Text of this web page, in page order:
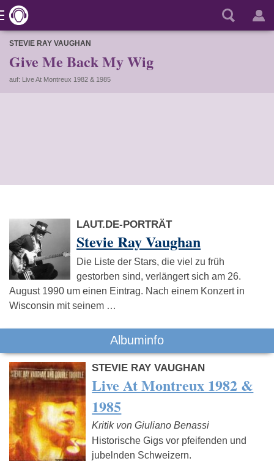
STEVIE RAY VAUGHAN
Give Me Back My Wig
auf: Live At Montreux 1982 & 1985
LAUT.DE-PORTRÄT
Stevie Ray Vaughan
Die Liste der Stars, die viel zu früh
gestorben sind, verlängert sich am 26.
August 1990 um einen Eintrag. Nach einem Konzert in
Wisconsin mit seinem …
Albuminfo
STEVIE RAY VAUGHAN
Live At Montreux 1982 &
1985
Kritik von Giuliano Benassi
Historische Gigs vor pfeifenden und
jubelnden Schweizern.